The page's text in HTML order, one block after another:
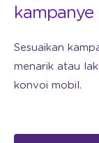
kampanye
Sesuaikan
menarik atau
konvoi mobil.